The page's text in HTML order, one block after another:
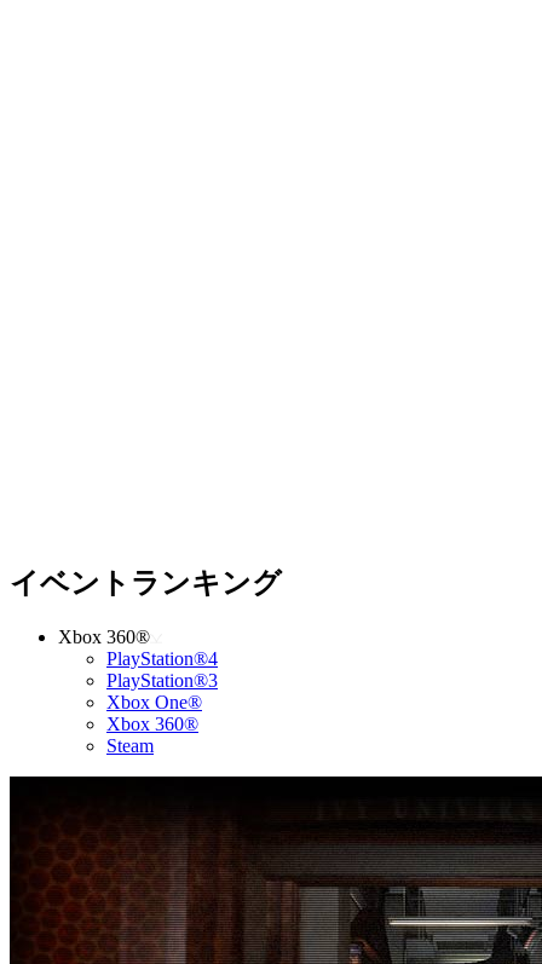
イベントランキング
Xbox 360®
PlayStation®4
PlayStation®3
Xbox One®
Xbox 360®
Steam